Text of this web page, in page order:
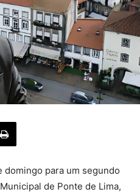
para um segundo
de Ponte de Lima,